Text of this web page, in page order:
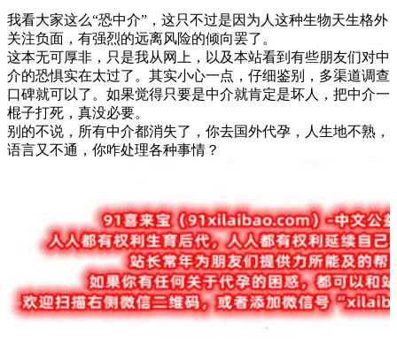
我看大家这么“恐中介”，这只不过是因为人这种生物天生格外
关注负面，有强烈的远离风险的倾向罢了。
这本无可厚非，只是我从网上，以及本站看到有些朋友们对中
介的恐惧实在太过了。其实小心一点，仔细鉴别，多渠道调查
口碑就可以了。如果觉得只要是中介就肯定是坏人，把中介一
棍子打死，真没必要。
别的不说，所有中介都消失了，你去国外代孕，人生地不熟，
语言又不通，你咋处理各种事情？